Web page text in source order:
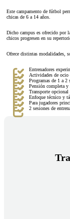
Este campamento de fútbol
chicas de 6 a 14 años.
Dicho campus es ofrecido por
chicos progresen en su
Ofrece distintas modalidades,
Entrenadores
Actividades de ocio
Programas de 1 a 2
Pensión completa
Transporte opcional
Enfoque técnico y
Para jugadores
2 sesiones de